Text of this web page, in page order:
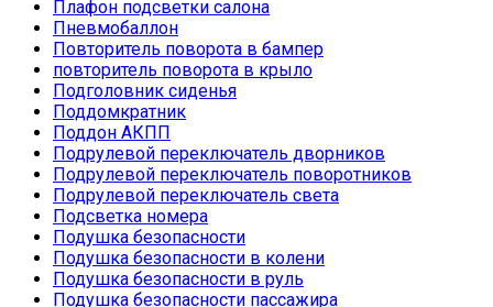
Плафон подсветки салона
Пневмобаллон
Повторитель поворота в бампер
повторитель поворота в крыло
Подголовник сиденья
Поддомкратник
Поддон АКПП
Подрулевой переключатель дворников
Подрулевой переключатель поворотников
Подрулевой переключатель света
Подсветка номера
Подушка безопасности
Подушка безопасности в колени
Подушка безопасности в руль
Подушка безопасности пассажира